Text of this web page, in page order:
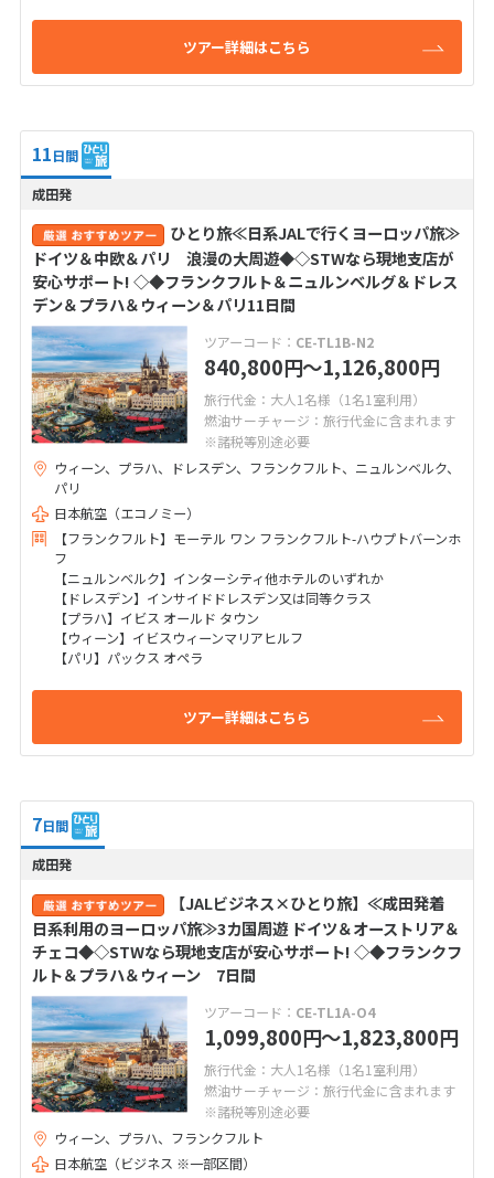
ツアー詳細はこちら
11日間
成田発
ひとり旅≪日系JALで行くヨーロッパ旅≫
ドイツ＆中欧＆パリ 浪漫の大周遊◆◇STWなら現地支店が
安心サポート! ◇◆フランクフルト＆ニュルンベルグ＆ドレス
デン＆プラハ＆ウィーン＆パリ11日間
ツアーコード： CE-TL1B-N2
840,800円〜1,126,800円
旅行代金：大人1名様（1名1室利用）
燃油サーチャージ：旅行代金に含まれます
※諸税等別途必要
ウィーン、プラハ、ドレスデン、フランクフルト、ニュルンベルク、
パリ
日本航空（エコノミー）
【フランクフルト】モーテル ワン フランクフルト-ハウプトバーンホ
フ
【ニュルンベルク】インターシティ他ホテルのいずれか
【ドレスデン】インサイドドレスデン又は同等クラス
【プラハ】イビス オールド タウン
【ウィーン】イビスウィーンマリアヒルフ
【パリ】パックス オペラ
ツアー詳細はこちら
7日間
成田発
【JALビジネス×ひとり旅】≪成田発着
日系利用のヨーロッパ旅≫3カ国周遊 ドイツ＆オーストリア＆
チェコ◆◇STWなら現地支店が安心サポート! ◇◆フランクフ
ルト＆プラハ＆ウィーン 7日間
ツアーコード： CE-TL1A-O4
1,099,800円〜1,823,800円
旅行代金：大人1名様（1名1室利用）
燃油サーチャージ：旅行代金に含まれます
※諸税等別途必要
ウィーン、プラハ、フランクフルト
日本航空（ビジネス ※一部区間）